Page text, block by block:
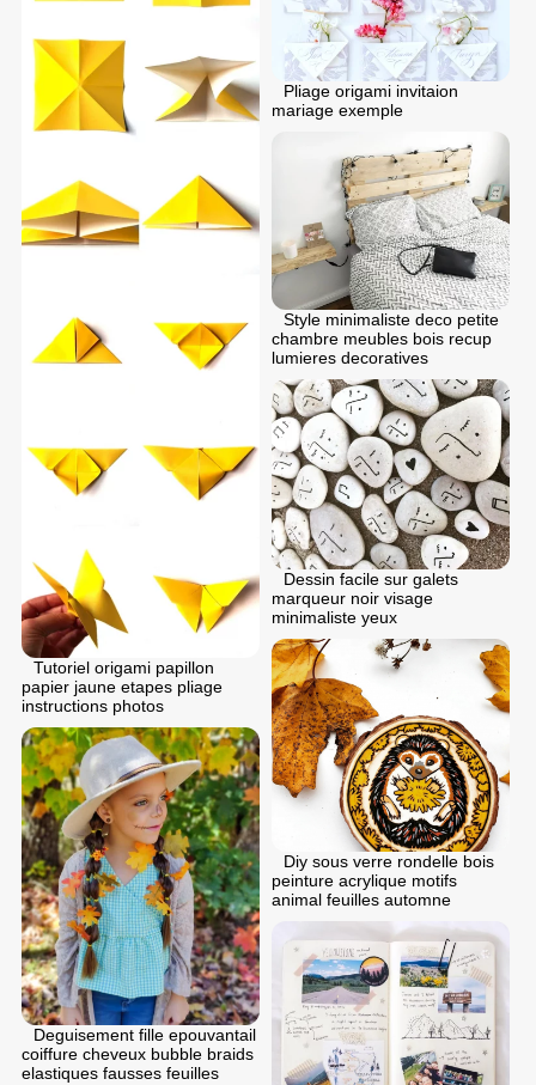
Pliage origami invitaion
mariage exemple
Tutoriel origami papillon
papier jaune etapes pliage
instructions photos
Style minimaliste deco petite
chambre meubles bois recup
lumieres decoratives
Dessin facile sur galets
marqueur noir visage
minimaliste yeux
Diy sous verre rondelle bois
peinture acrylique motifs
animal feuilles automne
Deguisement fille epouvantail
coiffure cheveux bubble braids
elastiques fausses feuilles